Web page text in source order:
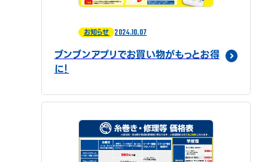
お知らせ 2024.10.07
ブンブンアプリでお買い物がもっとお得
に！